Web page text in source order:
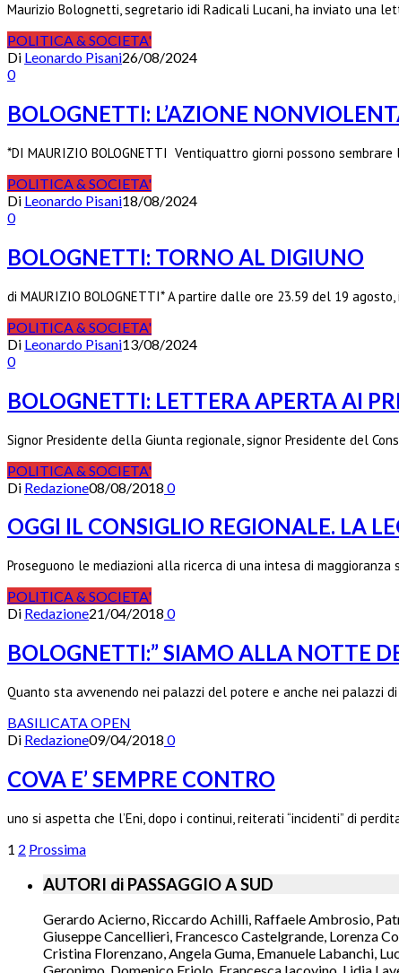
Maurizio Bolognetti, segretario idi Radicali Lucani, ha inviato una
POLITICA & SOCIETA'
Di Leonardo Pisani26/08/2024
0
BOLOGNETTI: L’AZIONE
*DI MAURIZIO BOLOGNETTI Ventiquattro giorni possono
POLITICA & SOCIETA'
Di Leonardo Pisani18/08/2024
0
BOLOGNETTI: TORNO AL DIGIUNO
di MAURIZIO BOLOGNETTI* A partire dalle ore 23.59 del 19
POLITICA & SOCIETA'
Di Leonardo Pisani13/08/2024
0
BOLOGNETTI: LETTERA APERTA AI
Signor Presidente della Giunta regionale, signor Presidente del
POLITICA & SOCIETA'
Di Redazione08/08/2018 0
OGGI IL CONSIGLIO REGIONALE. LA
Proseguono le mediazioni alla ricerca di una intesa di
POLITICA & SOCIETA'
Di Redazione21/04/2018 0
BOLOGNETTI:” SIAMO ALLA NOTTE
Quanto sta avvenendo nei palazzi del potere e anche nei palazzi
BASILICATA OPEN
Di Redazione09/04/2018 0
COVA E’ SEMPRE CONTRO
uno si aspetta che l’Eni, dopo i continui, reiterati “incidenti” di
1 2 Prossima
AUTORI di PASSAGGIO A SUD
Gerardo Acierno, Riccardo Achilli, Raffaele Ambrosio,
Giuseppe Cancellieri, Francesco Castelgrande, Lorenza
Cristina Florenzano, Angela Guma, Emanuele Labanchi,